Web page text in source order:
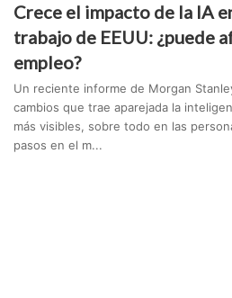
Crece el impacto de la IA
trabajo de EEUU: ¿puede
empleo?
Un reciente informe de Morgan
cambios que trae aparejada la
más visibles, sobre todo en las
pasos en el m...